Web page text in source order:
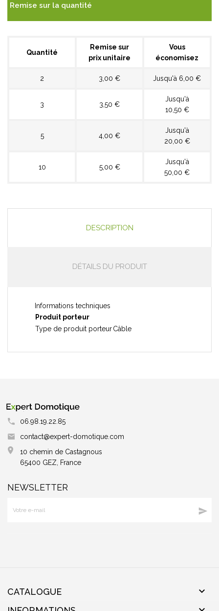
Remise sur la quantité
Quantité
Remise sur
prix unitaire
Vous
économisez
2 3,00 € Jusqu'à 6,00 €
3 3,50 €
Jusqu'à
10,50 €
5 4,00 €
Jusqu'à
20,00 €
10 5,00 €
Jusqu'à
50,00 €
DESCRIPTION
DÉTAILS DU PRODUIT
Informations techniques
Produit porteur
Type de produit porteurCâble
06.98.19.22.85
contact@expert-domotique.com
10 chemin de Castagnous
65400 GEZ, France
NEWSLETTER

CATALOGUE 